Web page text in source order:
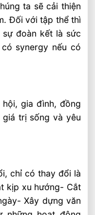
ta sẽ cải thiện
Đối với tập thể thì
đoàn kết là sức
synergy nếu có
gia đình, đồng
trị sống và yêu
chỉ có thay đổi là
kịp xu hướng- Cắt
Xây dựng văn